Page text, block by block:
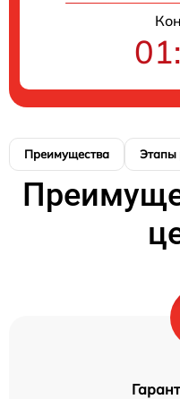
Преимущества Этапы